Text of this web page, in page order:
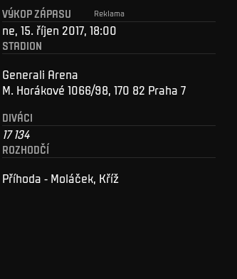
Reklama
VÝKOP ZÁPASU
ne, 15. říjen 2017, 18:00
STADION
Generali Arena
M. Horákové 1066/98, 170 82 Praha 7
DIVÁCI
17 134
ROZHODČÍ
Příhoda - Moláček, Kříž